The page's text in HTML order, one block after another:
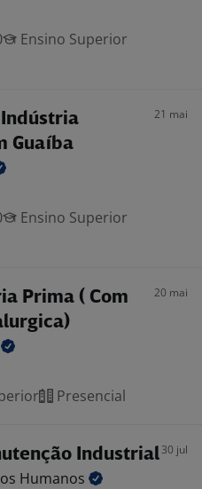
Ensino Superior
Guaíba
21 mai
Ensino Superior
Prima ( Com
20 mai
Presencial
Industrial30 jul
Humanos